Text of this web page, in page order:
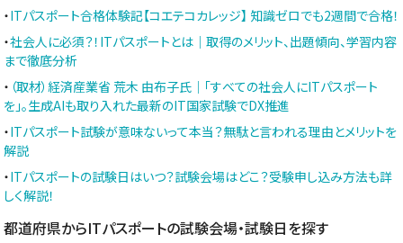
・ITパスポート合格体験記【コエテコカレッジ】 知識ゼロでも2週間で合格！
・社会人に必須？！ITパスポートとは｜取得のメリット、出題傾向、学習内容
まで徹底分析
・ （取材）経済産業省 荒木 由布子氏｜「すべての社会人にITパスポート
を」。生成AIも取り入れた最新のIT国家試験でDX推進
・ITパスポート試験が意味ないって本当？無駄と言われる理由とメリットを
解説
・ITパスポートの試験日はいつ？試験会場はどこ？受験申し込み方法も詳
しく解説！
都道府県からITパスポートの試験会場・試験日を探す